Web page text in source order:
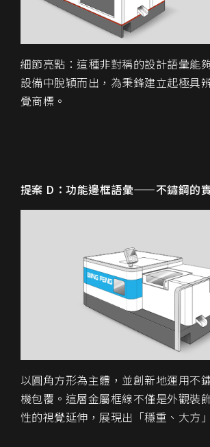
細節亮點 ：這種非對稱的設計語彙能
設備中脫穎而出，為秉鋒建立起極具
覺商標 。
提案 D：功能邊框語彙——不鏽鋼的
以圓角方形為主體，並創新地運用不
機包覆 。這層金屬框線不僅是外觀裝
性的視覺延伸，展現出「穩重、大方